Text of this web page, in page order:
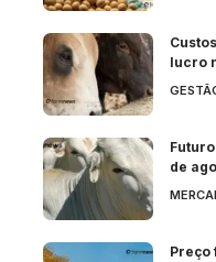
lucro
de
Preço